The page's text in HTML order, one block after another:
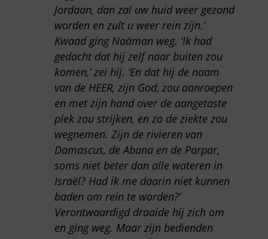
Jordaan, dan zal uw huid weer gezond
worden en zult u weer rein zijn.’
Kwaad ging Naäman weg. ‘Ik had
gedacht dat hij zelf naar buiten zou
komen,’ zei hij. ‘En dat hij de naam
van de HEER, zijn God, zou aanroepen
en met zijn hand over de aangetaste
plek zou strijken, en zo de ziekte zou
wegnemen. Zijn de rivieren van
Damascus, de Abana en de Parpar,
soms niet beter dan alle wateren in
Israël? Had ik me daarin niet kunnen
baden om rein te worden?’
Verontwaardigd draaide hij zich om
en ging weg. Maar zijn bedienden